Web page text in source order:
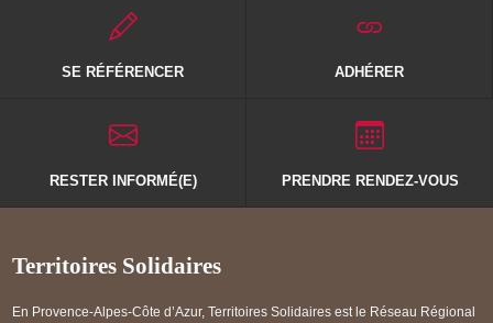
SE RÉFÉRENCER ADHÉRER
RESTER INFORMÉ(E) PRENDRE RENDEZ-VOUS
Territoires Solidaires
En Provence-Alpes-Côte d’Azur, Territoires Solidaires est le Réseau Régional